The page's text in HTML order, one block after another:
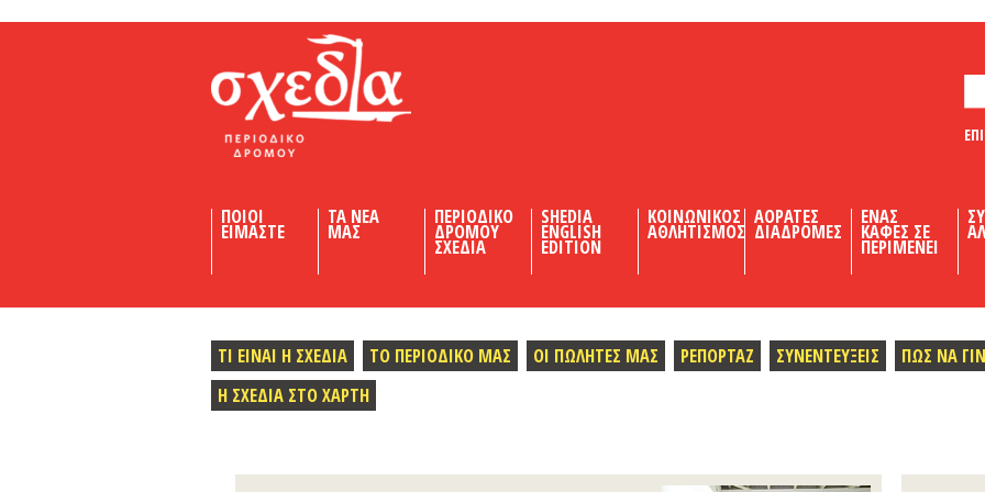
ΠΟΙΟΙ
ΕΙΜΑΣΤΕ
ΤΑ ΝΕΑ
ΜΑΣ
ΠΕΡΙΟΔΙΚΟ
ΔΡΟΜΟΥ
ΣΧΕΔΙΑ
SHEDIA
ENGLISH
EDITION
ΚΟΙΝΩΝΙΚΟΣ
ΑΘΛΗΤΙΣΜΟΣ
ΑΟΡΑΤΕΣ
ΔΙΑΔΡΟΜΕΣ
ΕΝΑΣ
ΚΑΦΕΣ ΣΕ
ΠΕΡΙΜΕΝΕΙ
ΤΙ ΕΙΝΑΙ Η ΣΧΕΔΙΑ ΤΟ ΠΕΡΙΟΔΙΚΟ ΜΑΣ ΟΙ ΠΩΛΗΤΕΣ ΜΑΣ ΡΕΠΟΡΤΑΖ ΣΥΝΕΝΤΕΥΞΕΙΣ
ΠΩΣ ΝΑ
Η ΣΧΕΔΙΑ ΣΤΟ ΧΑΡΤΗ